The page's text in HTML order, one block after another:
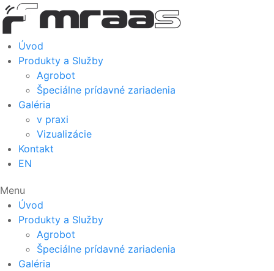
Skip
to
content
Úvod
Produkty a Služby
Agrobot
Špeciálne prídavné zariadenia
Galéria
v praxi
Vizualizácie
Kontakt
EN
Menu
Úvod
Produkty a Služby
Agrobot
Špeciálne prídavné zariadenia
Galéria